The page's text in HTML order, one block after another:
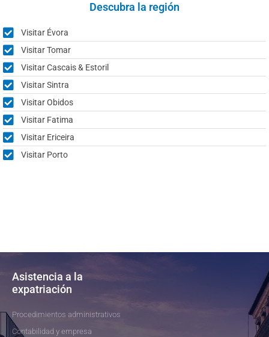
Descubra la región
Visitar Évora
Visitar Tomar
Visitar Cascais & Estoril
Visitar Sintra
Visitar Obidos
Visitar Fatima
Visitar Ericeira
Visitar Porto
Asistencia a la
expatriación
Procedimientos administrativos
Contabilidad y empresa